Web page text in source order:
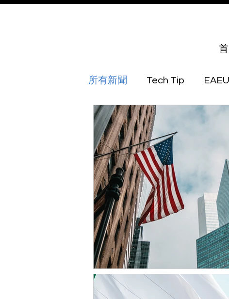
所有新聞 Tech Tip EAEU
Australia
Botswana Brunei
Georgia Guinea Bissau